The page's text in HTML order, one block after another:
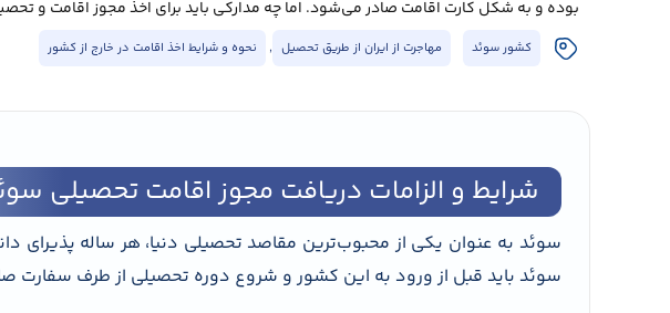
بوده و به شکل کارت اقامت صادر می‌شود. اما چه مدارکی باید برای اخذ مجوز اقامت و
کشور سوئد مهاجرت از ایران از طریق تحصیل , نحوه و شرایط اخذ اقامت در خارج از کشور
شرایط و الزامات دریافت مجوز اقامت تحصیلی
سوئد به عنوان یکی از محبوب‌ترین مقاصد تحصیلی دنیا، هر ساله پذیرای
سوئد باید قبل از ورود به این کشور و شروع دوره تحصیلی از طرف سفارت